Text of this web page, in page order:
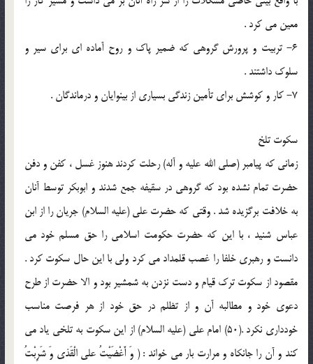
معين مي كرد .
6- تربيت و پرورش گروهي كه ضمير پاك و روح آماده اي براي سير و
سلوك داشتند .
7- كار و كوشش براي تأمين زندگي بسياري از بينوايان و درماندگان .
سكوت تلخ
زماني كه پيامبر (صلی الله علیه و آله) رحلت كردند هنوز غسل ، كفن و دفن
حضرت تمام نشده بود كه گروهي در سقيفه جمع شدند و ابوبكر توسط آنان
به خلافت برگزيده شد . وقتي كه حضرت علي (علیه السلام) جريان را از ابن
عباس شنيد ، با اين كه حضرت حكومت اسلامي را حق مسلم خود مي
دانست و رهبري خلفا را غصب قلمداد مي كرد ولي با اين حال سكوت كرد .
مقصود از سكوت ترك قيام و دست نزدن به شمشير بود و الا حضرت از طرح
دعوي خود و مطالبه آن و از تظلم در حق خود از هر فرصت مناسب
خودداري نكرد .(50) امام علي (علیه السلام) از اين سكوت به تلخي ياد مي
كند و آن را جانكاه و مرارت بار مي خواند : ( وَ أَغْضَيْتُ علي الْقَذي وَ شَرِبْتُ